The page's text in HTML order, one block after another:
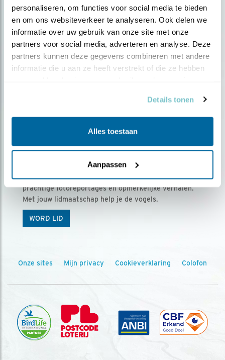
personaliseren, om functies voor social media te bieden
en om ons websiteverkeer te analyseren. Ook delen we
informatie over uw gebruik van onze site met onze
partners voor social media, adverteren en analyse. Deze
partners kunnen deze gegevens combineren met andere
informatie die u aan ze heeft verstrekt of die ze hebben
Details tonen
Alles toestaan
Aanpassen
Ontvang 5 x Vogels voor € 36,00 per jaar
Vogels is het tijdschrift voor onze leden, met
prachtige fotoreportages en opmerkelijke verhalen.
Met jouw lidmaatschap help je de vogels.
WORD LID
Onze sites Mijn privacy Cookieverklaring Colofon